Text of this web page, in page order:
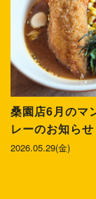
桑園店6月のマ
レーのお知らせ
2026.05.29(金)